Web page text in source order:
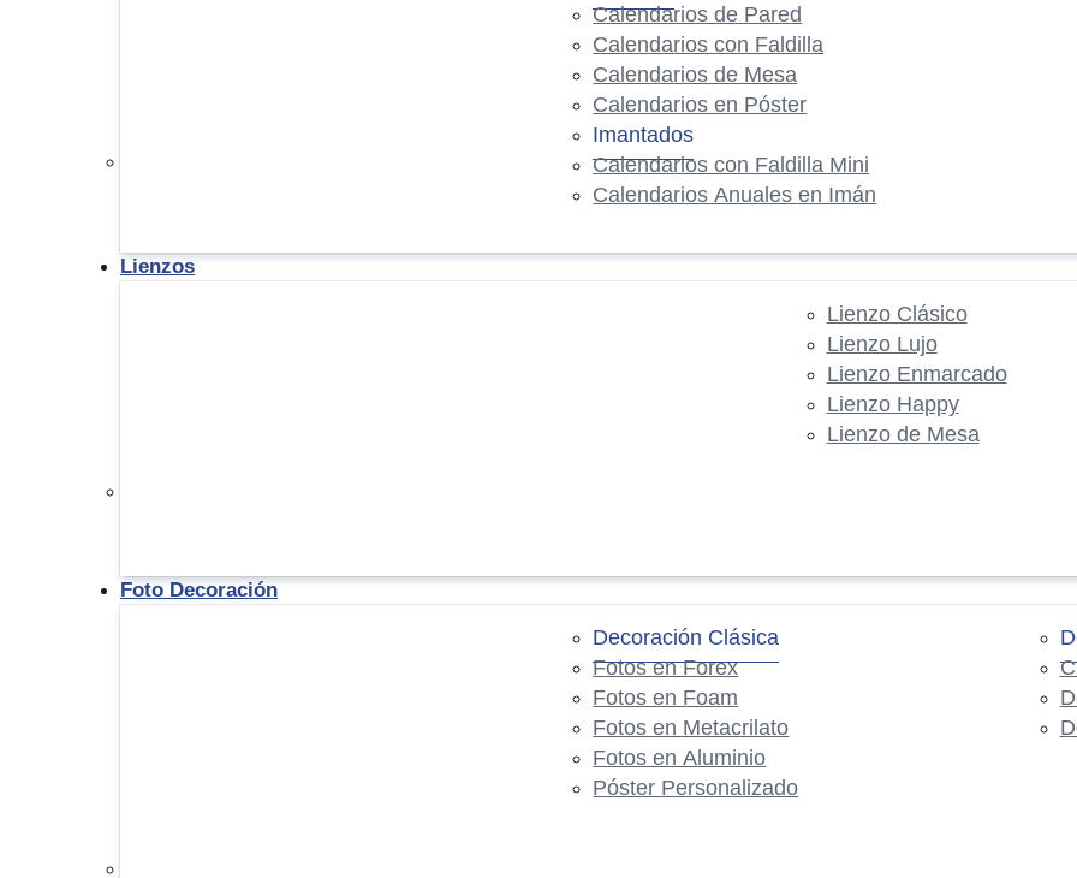
Calendarios de Pared
Calendarios con Faldilla
Calendarios de Mesa
Calendarios en Póster
Imantados
Calendarios con Faldilla Mini
Calendarios Anuales en Imán
Lienzos
Lienzo Clásico
Lienzo Lujo
Lienzo Enmarcado
Lienzo Happy
Lienzo de Mesa
Foto Decoración
Decoración Clásica
Fotos en Forex
Fotos en Foam
Fotos en Metacrilato
Fotos en Aluminio
Póster Personalizado